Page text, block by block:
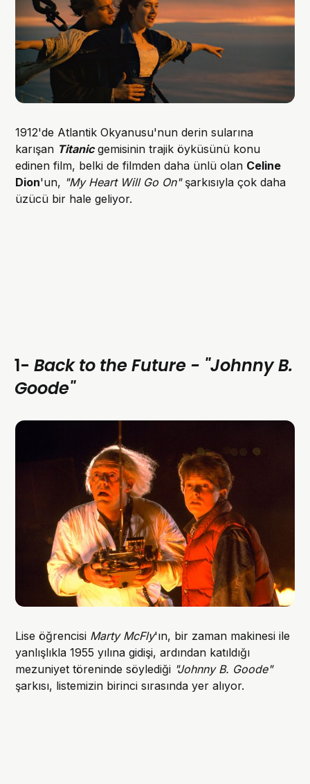
1912'de Atlantik Okyanusu'nun derin sularına
karışan Titanicgemisinin trajik öyküsünü konu
edinen film, belki de filmden daha ünlü olan Celine
Dion'un, "My Heart Will Go On"şarkısıyla çok daha
üzücü bir hale geliyor.
1- Back to the Future - "Johnny B.
Goode"
Lise öğrencisi Marty McFly'ın, bir zaman makinesi ile
yanlışlıkla 1955 yılına gidişi, ardından katıldığı
mezuniyet töreninde söylediği "Johnny B. Goode"
şarkısı, listemizin birinci sırasında yer alıyor.